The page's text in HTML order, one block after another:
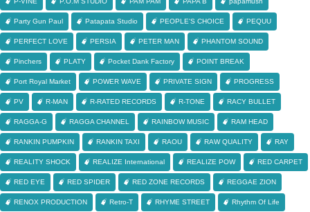
Party Gun Paul Patapata Studio PEOPLE'S CHOICE PEQUU
PERFECT LOVE PERSIA PETER MAN PHANTOM SOUND
Pinchers PLATY Pocket Dank Factory POINT BREAK
Port Royal Market POWER WAVE PRIVATE SIGN PROGRESS
PV R-MAN R-RATED RECORDS R-TONE RACY BULLET
RAGGA-G RAGGA CHANNEL RAINBOW MUSIC RAM HEAD
RANKIN PUMPKIN RANKIN TAXI RAOU RAW QUALITY RAY
REALITY SHOCK REALIZE International REALIZE POW RED CARPET
RED EYE RED SPIDER RED ZONE RECORDS REGGAE ZION
RENOX PRODUCTION Retro-T RHYME STREET Rhythm Of Life